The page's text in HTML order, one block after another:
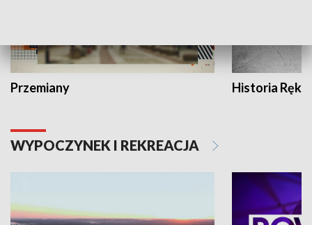
Przemiany Historia Ręką
WYPOCZYNEK I REKREACJA